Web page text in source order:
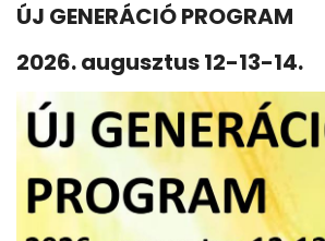
ÚJ GENERÁCIÓ PROGRAM
2026. augusztus 12-13-14.